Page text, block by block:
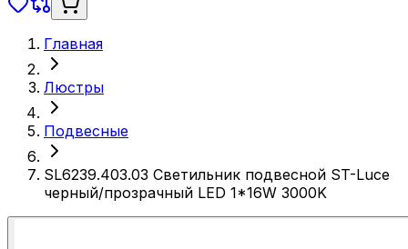
Главная
Люстры
Подвесные
SL6239.403.03 Светильник подвесной ST-Luce
черный/прозрачный LED 1*16W 3000K